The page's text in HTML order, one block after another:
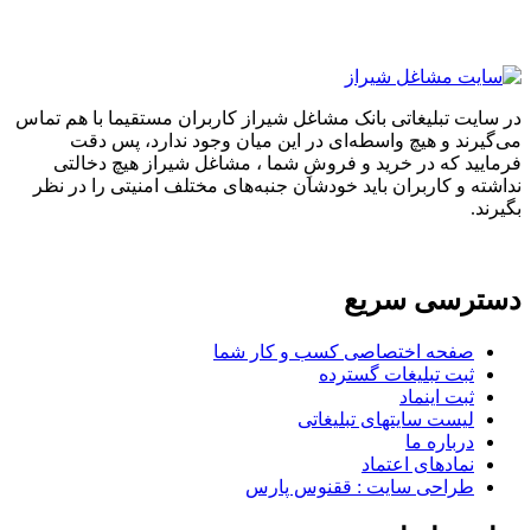
در سایت تبلیغاتی بانک مشاغل شیراز کاربران مستقیما با هم تماس
می‌گیرند و هیچ واسطه‌ای در این میان وجود ندارد، پس دقت
فرمایید که در خرید و فروشِ شما ، مشاغل شیراز هیچ دخالتی
نداشته و کاربران باید خودشان جنبه‌های مختلف امنیتی را در نظر
بگیرند.
دسترسی سریع
صفحه اختصاصی کسب و کار شما
ثبت تبلیغات گسترده
ثبت اینماد
لیست سایتهای تبلیغاتی
درباره ما
نمادهای اعتماد
طراحی سایت : ققنوس پارس